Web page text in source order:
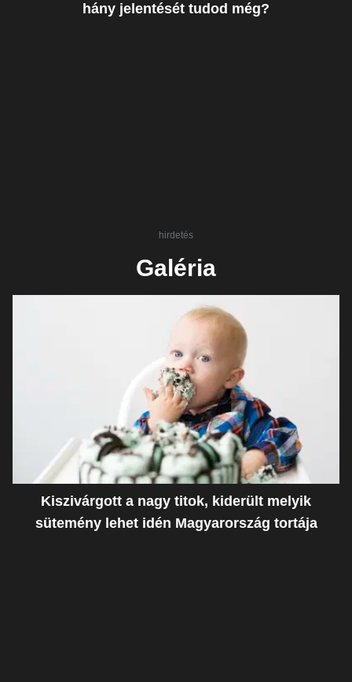
hány jelentését tudod még?
hirdetés
Galéria
Kiszivárgott a nagy titok, kiderült melyik
sütemény lehet idén Magyarország tortája